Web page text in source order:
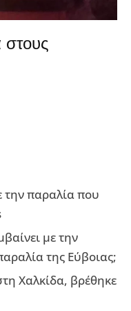
στους
παραλία που
με την
της Εύβοιας;
Χαλκίδα, βρέθηκε